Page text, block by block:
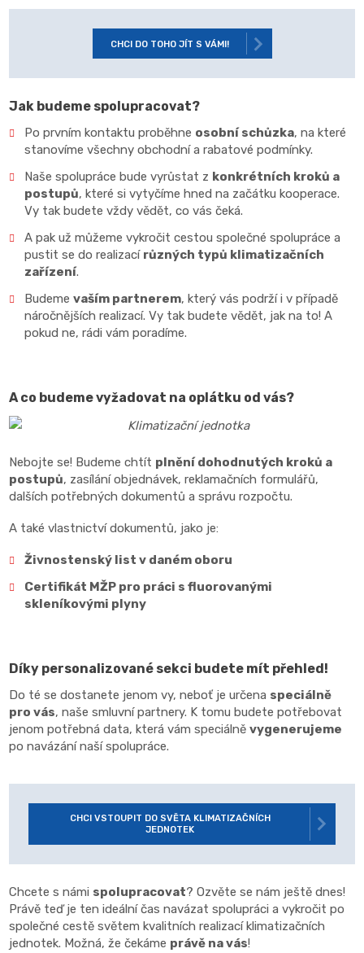
CHCI DO TOHO JÍT S VÁMI!
Jak budeme spolupracovat?
Po prvním kontaktu proběhne osobní schůzka, na které
stanovíme všechny obchodní a rabatové podmínky.
Naše spolupráce bude vyrůstat z konkrétních kroků a
postupů, které si vytyčíme hned na začátku kooperace.
Vy tak budete vždy vědět, co vás čeká.
A pak už můžeme vykročit cestou společné spolupráce a
pustit se do realizací různých typů klimatizačních
zařízení.
Budeme vaším partnerem, který vás podrží i v případě
náročnějších realizací. Vy tak budete vědět, jak na to! A
pokud ne, rádi vám poradíme.
A co budeme vyžadovat na oplátku od vás?
Nebojte se! Budeme chtít plnění dohodnutých kroků a
postupů, zasílání objednávek, reklamačních formulářů,
dalších potřebných dokumentů a správu rozpočtu.
A také vlastnictví dokumentů, jako je:
Živnostenský list v daném oboru
Certifikát MŽP pro práci s fluorovanými
skleníkovými plyny
Díky personalizované sekci budete mít přehled!
Do té se dostanete jenom vy, neboť je určena speciálně
pro vás, naše smluvní partnery. K tomu budete potřebovat
jenom potřebná data, která vám speciálněvygenerujeme
po navázání naší spolupráce.
CHCI VSTOUPIT DO SVĚTA KLIMATIZAČNÍCH
JEDNOTEK
Chcete s námi spolupracovat? Ozvěte se nám ještě dnes!
Právě teď je ten ideální čas navázat spolupráci a vykročit po
společné cestě světem kvalitních realizací klimatizačních
jednotek. Možná, že čekáme právě na vás!